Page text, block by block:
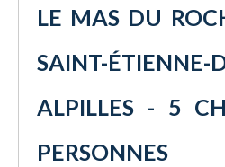
LE MAS DU
SAINT-
ALPILLES - 5
PERSONNES